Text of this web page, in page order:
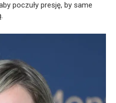
poczuły presję, by same